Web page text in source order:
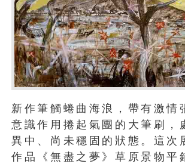
新作筆觸蜷曲海浪，帶有激情
意識作用捲起氣團的大筆刷，
異中、尚未穩固的狀態。這次
作品《無盡之夢》草原景物平